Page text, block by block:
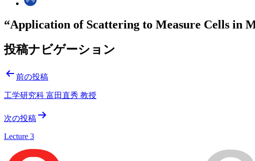
“Application of Scattering to Measure Cells in
投稿ナビゲーション
前の投稿
工学研究科 富田直秀 教授
次の投稿
Lecture 3